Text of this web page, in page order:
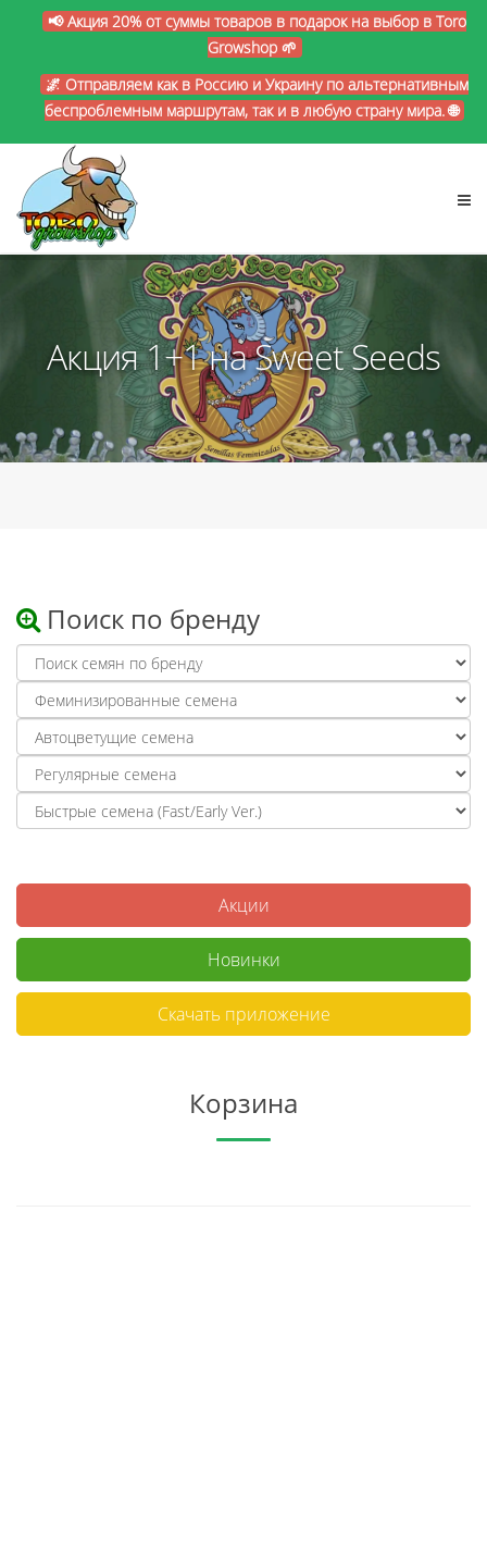
📢 Акция 20% от суммы товаров в подарок на выбор в Toro
Growshop 🌱
🌌 Отправляем как в Россию и Украину по альтернативным
беспроблемным маршрутам, так и в любую страну мира. 🌐
Акция 1+1 на Sweet Seeds
Поиск по бренду
Акции
Новинки
Скачать приложение
Корзина